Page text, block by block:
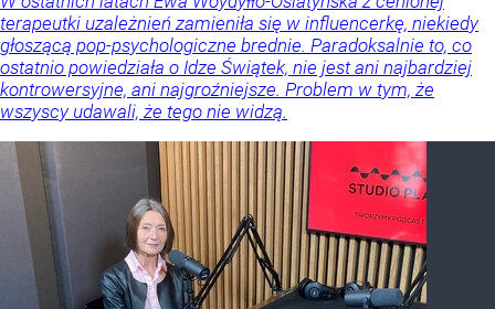
terapeutki uzależnień zamieniła się w influencerkę, niekiedy
głoszącą pop-psychologiczne brednie. Paradoksalnie to, co
ostatnio powiedziała o Idze Świątek, nie jest ani najbardziej
kontrowersyjne, ani najgroźniejsze. Problem w tym, że
wszyscy udawali, że tego nie widzą.